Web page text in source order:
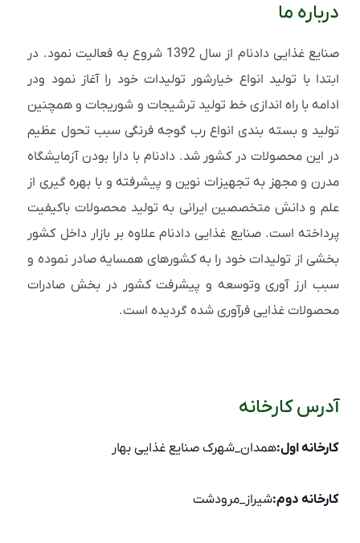
درباره ما
صنایع غذایی دادنام از سال 1392 شروع به فعالیت نمود. در
ابتدا با تولید انواع خیارشور تولیدات خود را آغاز نمود ودر
ادامه با راه اندازی خط تولید ترشیجات و شوریجات و همچنین
تولید و بسته بندی انواع رب گوجه فرنگی سبب تحول عظیم
در این محصولات در کشور شد. دادنام با دارا بودن آزمایشگاه
مدرن و مجهز به تجهیزات نوین و پیشرفته و با بهره گیری از
علم و دانش متخصصین ایرانی به تولید محصولات باکیفیت
پرداخته است. صنایع غذایی دادنام علاوه بر بازار داخل کشور
بخشی از تولیدات خود را به کشورهای همسایه صادر نموده و
سبب ارز آوری وتوسعه و پیشرفت کشور در بخش صادرات
محصولات غذایی فرآوری شده گردیده است.
آدرس کارخانه
کارخانه اول:همدان_شهرک صنایع غذایی بهار
کارخانه دوم:شیراز_مرودشت